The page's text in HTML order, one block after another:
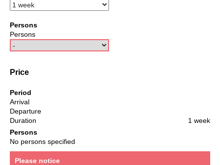
Persons
Persons
Price
Period
Arrival
Departure
Duration
1 week
Persons
No persons specified
Please notice